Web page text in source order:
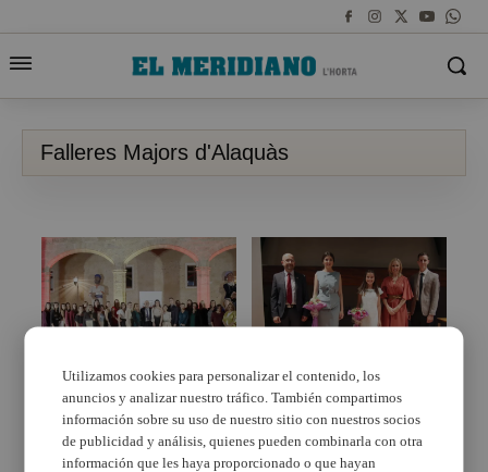
Falleres Majors d'Alaquàs
Alaquàs homenatja a
les dones i xiquetes
que han sigut Falleres
Majors del municipi
Lectura d’Actes de les
Falleres Majors
d’Alaquàs per a les
pròximes Falles 2023
Utilizamos cookies para personalizar el contenido, los
anuncios y analizar nuestro tráfico. También compartimos
información sobre su uso de nuestro sitio con nuestros socios
de publicidad y análisis, quienes pueden combinarla con otra
información que les haya proporcionado o que hayan